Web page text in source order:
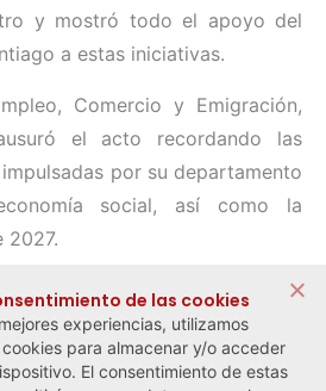
y mostró todo el apoyo del
a estas iniciativas.
Comercio y Emigración,
el acto recordando las
por su departamento
social, así como la
2027.
de las cookies
experiencias, utilizamos
para almacenar y/o acceder
El consentimiento de estas